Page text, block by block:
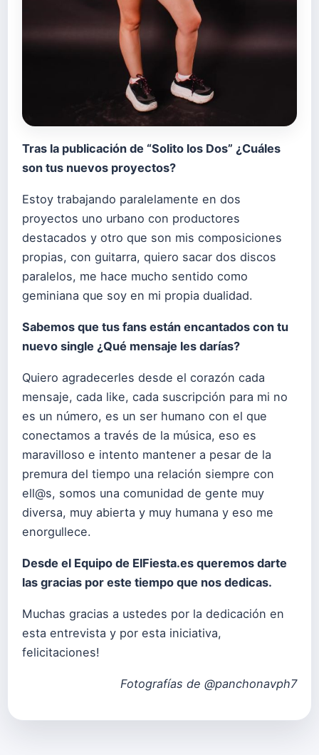
Tras la publicación de “Solito los Dos” ¿Cuáles
son tus nuevos proyectos?
Estoy trabajando paralelamente en dos
proyectos uno urbano con productores
destacados y otro que son mis composiciones
propias, con guitarra, quiero sacar dos discos
paralelos, me hace mucho sentido como
geminiana que soy en mi propia dualidad.
Sabemos que tus fans están encantados con tu
nuevo single ¿Qué mensaje les darías?
Quiero agradecerles desde el corazón cada
mensaje, cada like, cada suscripción para mi no
es un número, es un ser humano con el que
conectamos a través de la música, eso es
maravilloso e intento mantener a pesar de la
premura del tiempo una relación siempre con
ell@s, somos una comunidad de gente muy
diversa, muy abierta y muy humana y eso me
enorgullece.
Desde el Equipo de ElFiesta.es queremos darte
las gracias por este tiempo que nos dedicas.
Muchas gracias a ustedes por la dedicación en
esta entrevista y por esta iniciativa,
felicitaciones!
Fotografías de @panchonavph7